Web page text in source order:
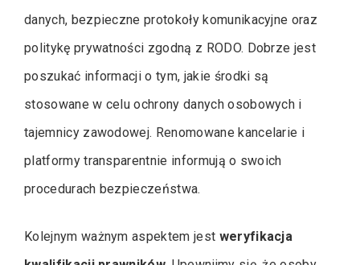
danych, bezpieczne protokoły komunikacyjne oraz
politykę prywatności zgodną z RODO. Dobrze jest
poszukać informacji o tym, jakie środki są
stosowane w celu ochrony danych osobowych i
tajemnicy zawodowej. Renomowane kancelarie i
platformy transparentnie informują o swoich
procedurach bezpieczeństwa.
Kolejnym ważnym aspektem jest weryfikacja